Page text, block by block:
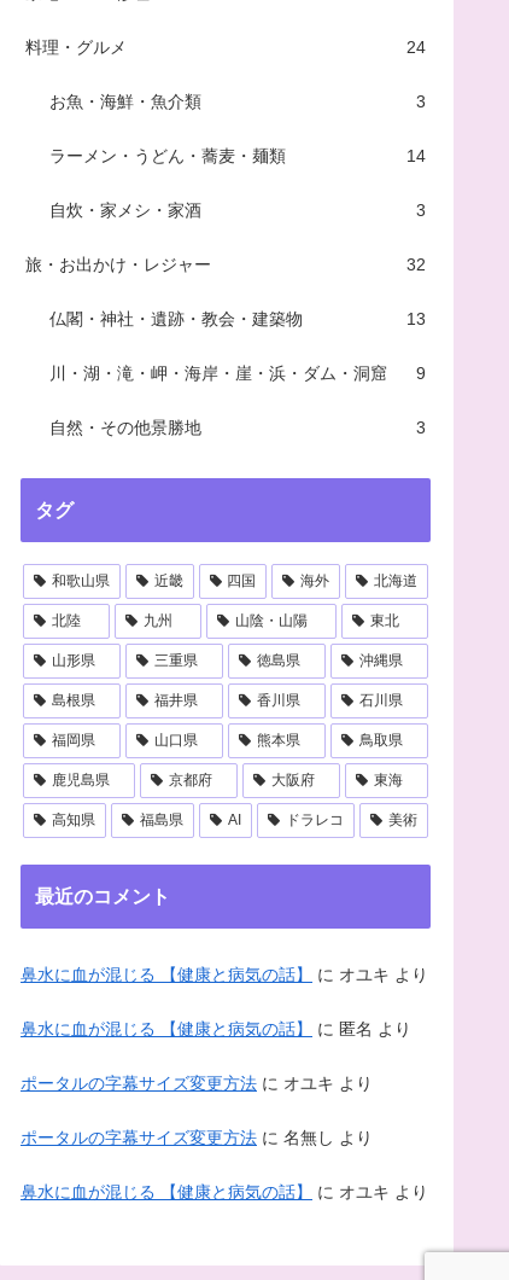
料理・グルメ 24
お魚・海鮮・魚介類 3
ラーメン・うどん・蕎麦・麺類 14
自炊・家メシ・家酒 3
旅・お出かけ・レジャー 32
仏閣・神社・遺跡・教会・建築物 13
川・湖・滝・岬・海岸・崖・浜・ダム・洞窟 9
自然・その他景勝地 3
タグ
和歌山県 近畿 四国 海外 北海道
北陸 九州 山陰・山陽 東北
山形県 三重県 徳島県 沖縄県
島根県 福井県 香川県 石川県
福岡県 山口県 熊本県 鳥取県
鹿児島県 京都府 大阪府 東海
高知県 福島県 AI ドラレコ 美術
最近のコメント
鼻水に血が混じる 【健康と病気の話】 に オユキ より
鼻水に血が混じる 【健康と病気の話】 に 匿名 より
ポータルの字幕サイズ変更方法 に オユキ より
ポータルの字幕サイズ変更方法 に 名無し より
鼻水に血が混じる 【健康と病気の話】 に オユキ より